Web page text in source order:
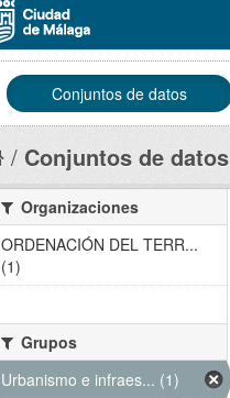
Conjuntos de datos
Conjuntos de datos
Organizaciones
ORDENACIÓN DEL TERR...
(1)
Grupos
Urbanismo e infraes... (1)